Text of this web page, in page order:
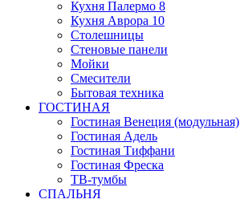
Кухня Палермо 8
Кухня Аврора 10
Столешницы
Стеновые панели
Мойки
Смесители
Бытовая техника
ГОСТИНАЯ
Гостиная Венеция (модульная)
Гостиная Адель
Гостиная Тиффани
Гостиная Фреска
ТВ-тумбы
СПАЛЬНЯ